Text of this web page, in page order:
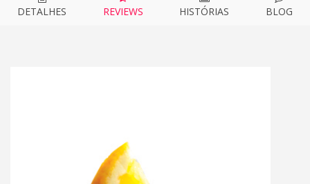
DETALHES REVIEWS HISTÓRIAS BLOG